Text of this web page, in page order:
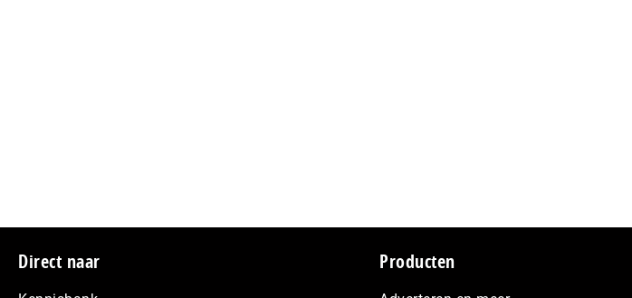
Footer
Direct naar Producten